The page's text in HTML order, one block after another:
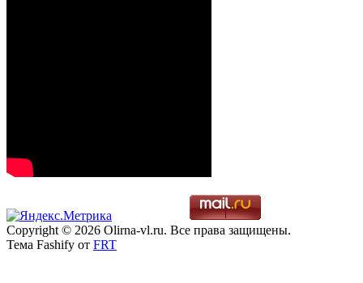
Copyright © 2026 Olirna-vl.ru. Все права защищены.
Тема Fashify от FRT